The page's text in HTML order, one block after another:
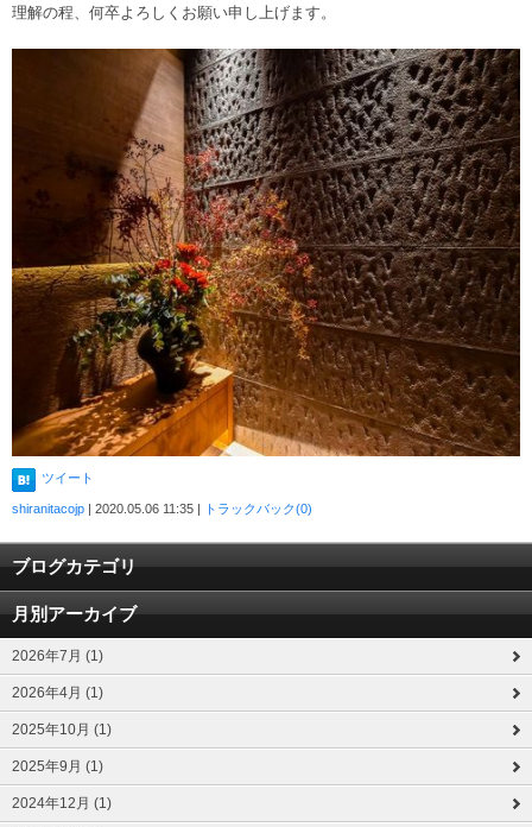
理解の程、何卒よろしくお願い申し上げます。
ツイート
shiranitacojp | 2020.05.06 11:35 | トラックバック(0)
ブログカテゴリ
月別アーカイブ
2026年7月 (1)
2026年4月 (1)
2025年10月 (1)
2025年9月 (1)
2024年12月 (1)